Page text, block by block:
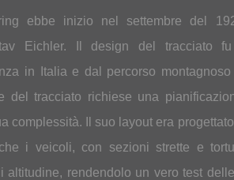
ebbe inizio nel settembre del
Eichler. Il design del tracciato fu
in Italia e dal percorso montagnoso
del tracciato richiese una
complessità. Il suo layout era
i veicoli, con sezioni strette e
altitudine, rendendolo un vero test